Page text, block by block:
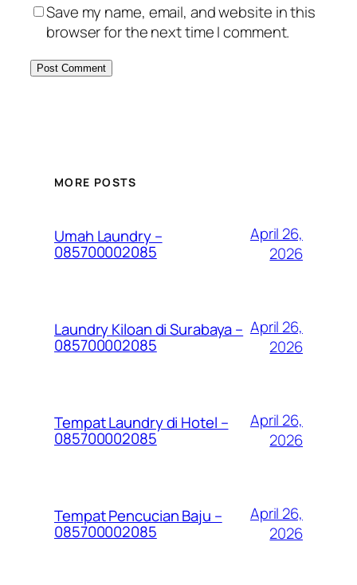
Save my name, email, and website in this
browser for the next time I comment.
MORE POSTS
Umah Laundry –
085700002085
April 26,
2026
Laundry Kiloan di Surabaya –
085700002085
April 26,
2026
Tempat Laundry di Hotel –
085700002085
April 26,
2026
Tempat Pencucian Baju –
085700002085
April 26,
2026